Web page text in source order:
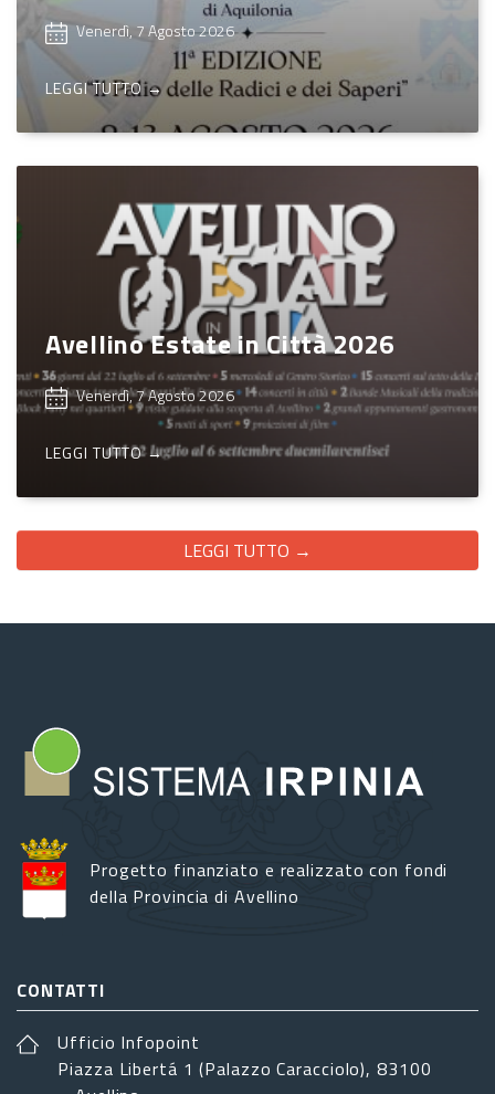
Venerdì, 7 Agosto 2026
LEGGI TUTTO →
Avellino Estate in Città 2026
Venerdì, 7 Agosto 2026
LEGGI TUTTO →
LEGGI TUTTO →
Progetto finanziato e realizzato con fondi
della Provincia di Avellino
CONTATTI
Ufficio Infopoint
Piazza Libertá 1 (Palazzo Caracciolo), 83100